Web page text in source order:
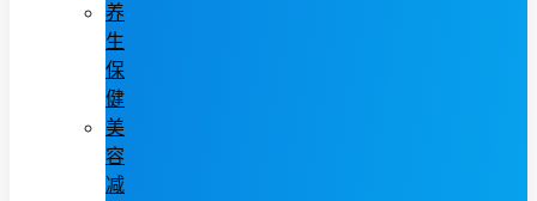
养
生
保
健
美
容
减